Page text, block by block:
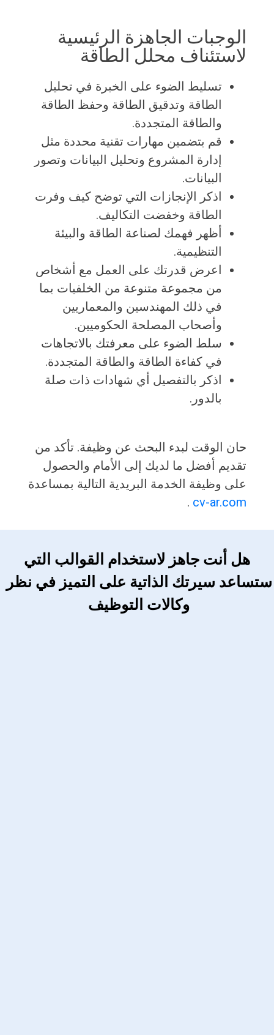
الوجبات الجاهزة الرئيسية
لاستئناف محلل الطاقة
تسليط الضوء على الخبرة في تحليل
الطاقة وتدقيق الطاقة وحفظ الطاقة
والطاقة المتجددة.
قم بتضمين مهارات تقنية محددة مثل
إدارة المشروع وتحليل البيانات وتصور
البيانات.
اذكر الإنجازات التي توضح كيف وفرت
الطاقة وخفضت التكاليف.
أظهر فهمك لصناعة الطاقة والبيئة
التنظيمية.
اعرض قدرتك على العمل مع أشخاص
من مجموعة متنوعة من الخلفيات بما
في ذلك المهندسين والمعماريين
وأصحاب المصلحة الحكوميين.
سلط الضوء على معرفتك بالاتجاهات
في كفاءة الطاقة والطاقة المتجددة.
اذكر بالتفصيل أي شهادات ذات صلة
بالدور.
حان الوقت لبدء البحث عن وظيفة. تأكد من
تقديم أفضل ما لديك إلى الأمام والحصول
على وظيفة الخدمة البريدية التالية بمساعدة
cv-ar.com
.
هل أنت جاهز لاستخدام القوالب التي
ستساعد سيرتك الذاتية على التميز في نظر
وكالات التوظيف